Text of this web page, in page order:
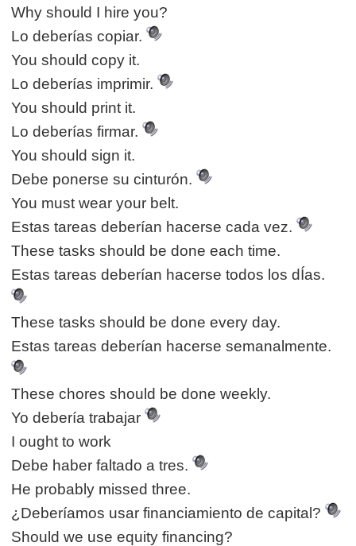
Why should I hire you?
Lo deberías copiar.
You should copy it.
Lo deberías imprimir.
You should print it.
Lo deberías firmar.
You should sign it.
Debe ponerse su cinturón.
You must wear your belt.
Estas tareas deberían hacerse cada vez.
These tasks should be done each time.
Estas tareas deberían hacerse todos los dÍas.
These tasks should be done every day.
Estas tareas deberían hacerse semanalmente.
These chores should be done weekly.
Yo debería trabajar
I ought to work
Debe haber faltado a tres.
He probably missed three.
¿Deberíamos usar financiamiento de capital?
Should we use equity financing?